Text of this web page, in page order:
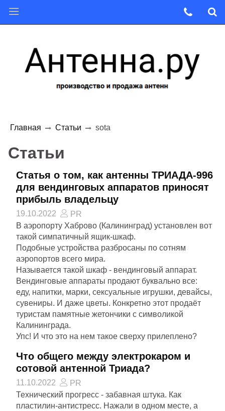
Главная Статьи sota
Статьи
Статья о том, как антенны ТРИАДА-996
для вендинговых аппаратов приносят
прибыль владельцу
19.10.2022
PR
В аэропорту Хаброво (Калининград) установлен вот
такой симпатичный ящик-шкаф.
Подобные устройства разбросаны по сотням
аэропортов всего мира.
Называется такой шкаф - вендинговый аппарат.
Вендинговые аппараты продают буквально все:
еду, напитки, марки, сексуальные игрушки, девайсы,
сувениры. И даже цветы. Конкретно этот продаёт
туристам памятные жетончики с символикой
Калининграда.
Упс! И что это на нем такое сверху прилеплено?
Что общего между электрокаром и
сотовой антенной Триада?
11.10.2022
PR
Технический прогресс - забавная штука. Как
пластилин-антистресс. Нажали в одном месте, а